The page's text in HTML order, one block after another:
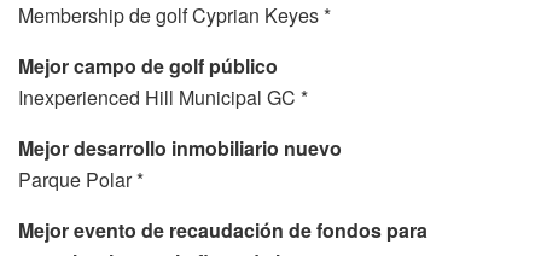
Membership de golf Cyprian Keyes *
Mejor campo de golf público
Inexperienced Hill Municipal GC *
Mejor desarrollo inmobiliario nuevo
Parque Polar *
Mejor evento de recaudación de fondos para